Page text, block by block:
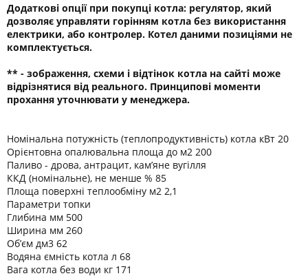
Додаткові опції при покупці котла: регулятор, який
дозволяє управляти горінням котла без використання
електрики, або контролер. Котел даними позиціями не
комплектується.
** - зображення, схеми і відтінок котла на сайті може
відрізнятися від реального. Принципові моменти
прохання уточнювати у менеджера.
Номінальна потужність (теплопродуктивність) котла кВт 20
Орієнтовна опалювальна площа до м2 200
Паливо - дрова, антрацит, кам’яне вугілля
ККД (номінальне), не менше % 85
Площа поверхні теплообміну м2 2,1
Параметри топки
Глибина мм 500
Ширина мм 260
Об’єм дм3 62
Водяна ємність котла л 68
Вага котла без води кг 171